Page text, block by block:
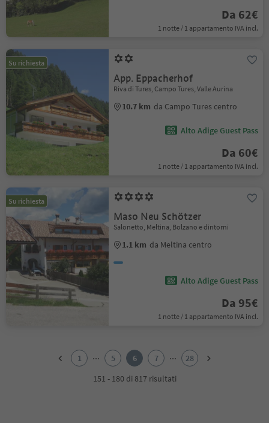
Da 62€
1 notte / 1 appartamento IVA incl.
Su richiesta
App. Eppacherhof
Riva di Tures, Campo Tures, Valle Aurina
10.7 km da Campo Tures centro
Alto Adige Guest Pass
Da 60€
1 notte / 1 appartamento IVA incl.
Su richiesta
Maso Neu Schötzer
Salonetto, Meltina, Bolzano e dintorni
1.1 km da Meltina centro
Alto Adige Guest Pass
Da 95€
1 notte / 1 appartamento IVA incl.
1 ... 5 6 7 ...
28
151 - 180 di 817 risultati